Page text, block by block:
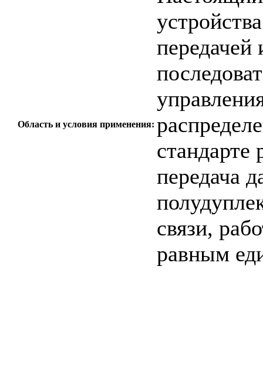
Область и условия применения:
стандарте
передача
связи,
равным